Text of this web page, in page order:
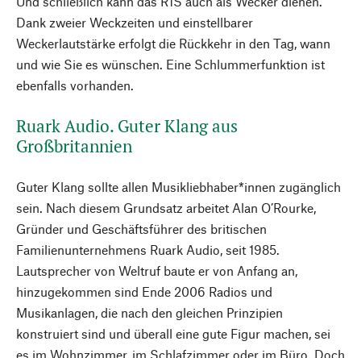
Dank zweier Weckzeiten und einstellbarer
Weckerlautstärke erfolgt die Rückkehr in den Tag, wann
und wie Sie es wünschen. Eine Schlummerfunktion ist
ebenfalls vorhanden.
Ruark Audio. Guter Klang aus
Großbritannien
Guter Klang sollte allen Musikliebhaber*innen zugänglich
sein. Nach diesem Grundsatz arbeitet Alan O’Rourke,
Gründer und Geschäftsführer des britischen
Familienunternehmens Ruark Audio, seit 1985.
Lautsprecher von Weltruf baute er von Anfang an,
hinzugekommen sind Ende 2006 Radios und
Musikanlagen, die nach den gleichen Prinzipien
konstruiert sind und überall eine gute Figur machen, sei
es im Wohnzimmer, im Schlafzimmer oder im Büro. Doch